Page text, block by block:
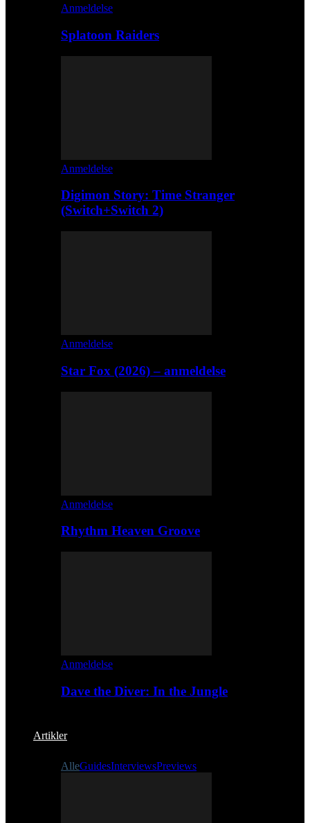
Anmeldelse
Splatoon Raiders
Anmeldelse
Digimon Story: Time Stranger
(Switch+Switch 2)
Anmeldelse
Star Fox (2026) – anmeldelse
Anmeldelse
Rhythm Heaven Groove
Anmeldelse
Dave the Diver: In the Jungle
Artikler
AlleGuidesInterviewsPreviews